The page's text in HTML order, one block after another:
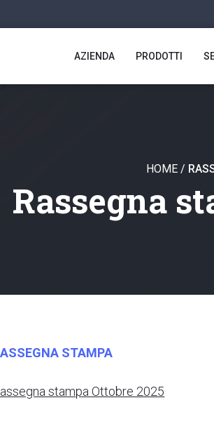
AZIENDA PRODOTTI
HOME /
Rassegna
STAMPA
stampa Ottobre 2025